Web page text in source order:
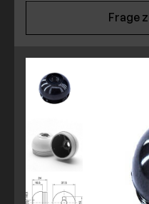
Frage